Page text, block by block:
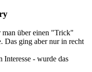
man über einen "Trick"
Das ging aber nur in recht
Interesse - wurde das